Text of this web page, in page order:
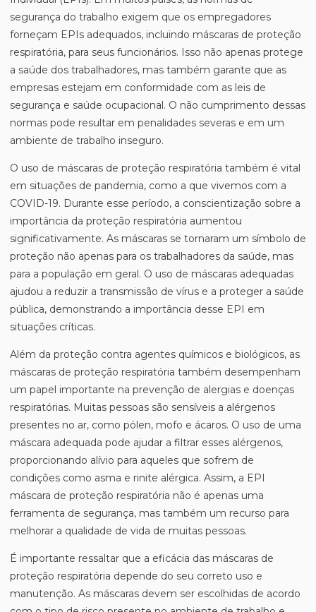
segurança do trabalho exigem que os empregadores
forneçam EPIs adequados, incluindo máscaras de proteção
respiratória, para seus funcionários. Isso não apenas protege
a saúde dos trabalhadores, mas também garante que as
empresas estejam em conformidade com as leis de
segurança e saúde ocupacional. O não cumprimento dessas
normas pode resultar em penalidades severas e em um
ambiente de trabalho inseguro.
O uso de máscaras de proteção respiratória também é vital
em situações de pandemia, como a que vivemos com a
COVID-19. Durante esse período, a conscientização sobre a
importância da proteção respiratória aumentou
significativamente. As máscaras se tornaram um símbolo de
proteção não apenas para os trabalhadores da saúde, mas
para a população em geral. O uso de máscaras adequadas
ajudou a reduzir a transmissão de vírus e a proteger a saúde
pública, demonstrando a importância desse EPI em
situações críticas.
Além da proteção contra agentes químicos e biológicos, as
máscaras de proteção respiratória também desempenham
um papel importante na prevenção de alergias e doenças
respiratórias. Muitas pessoas são sensíveis a alérgenos
presentes no ar, como pólen, mofo e ácaros. O uso de uma
máscara adequada pode ajudar a filtrar esses alérgenos,
proporcionando alívio para aqueles que sofrem de
condições como asma e rinite alérgica. Assim, a EPI
máscara de proteção respiratória não é apenas uma
ferramenta de segurança, mas também um recurso para
melhorar a qualidade de vida de muitas pessoas.
É importante ressaltar que a eficácia das máscaras de
proteção respiratória depende do seu correto uso e
manutenção. As máscaras devem ser escolhidas de acordo